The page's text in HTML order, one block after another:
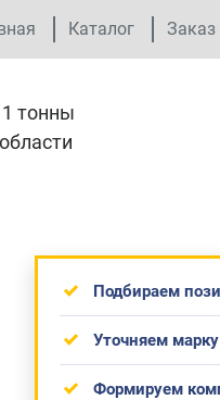
Каталог Заказ
тонны
Подбираем
Уточняем
Формируем